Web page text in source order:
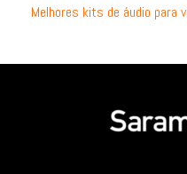
Melhores kits de áudio para